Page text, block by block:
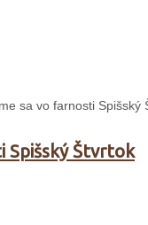
sa vo farnosti
Spišský Štvrtok